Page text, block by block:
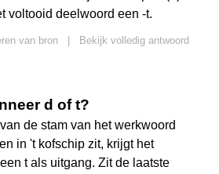
voltooid deelwoord een -t.
van bron
Bekijk volledig antwoord
d of t?
de stam van het werkwoord
in 't kofschip zit, krijgt het
t als uitgang. Zit de laatste